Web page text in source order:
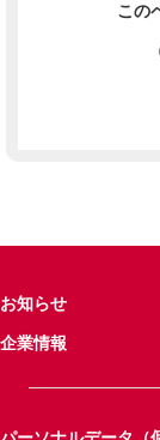
この
お知らせ
企業情報